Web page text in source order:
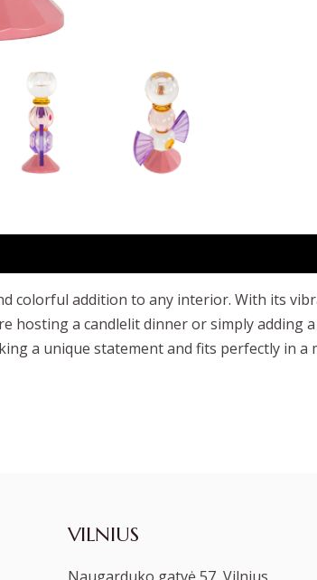
colorful addition to any interior. With its
hosting a candlelit dinner or simply adding
a unique statement and fits perfectly in a
VILNIUS